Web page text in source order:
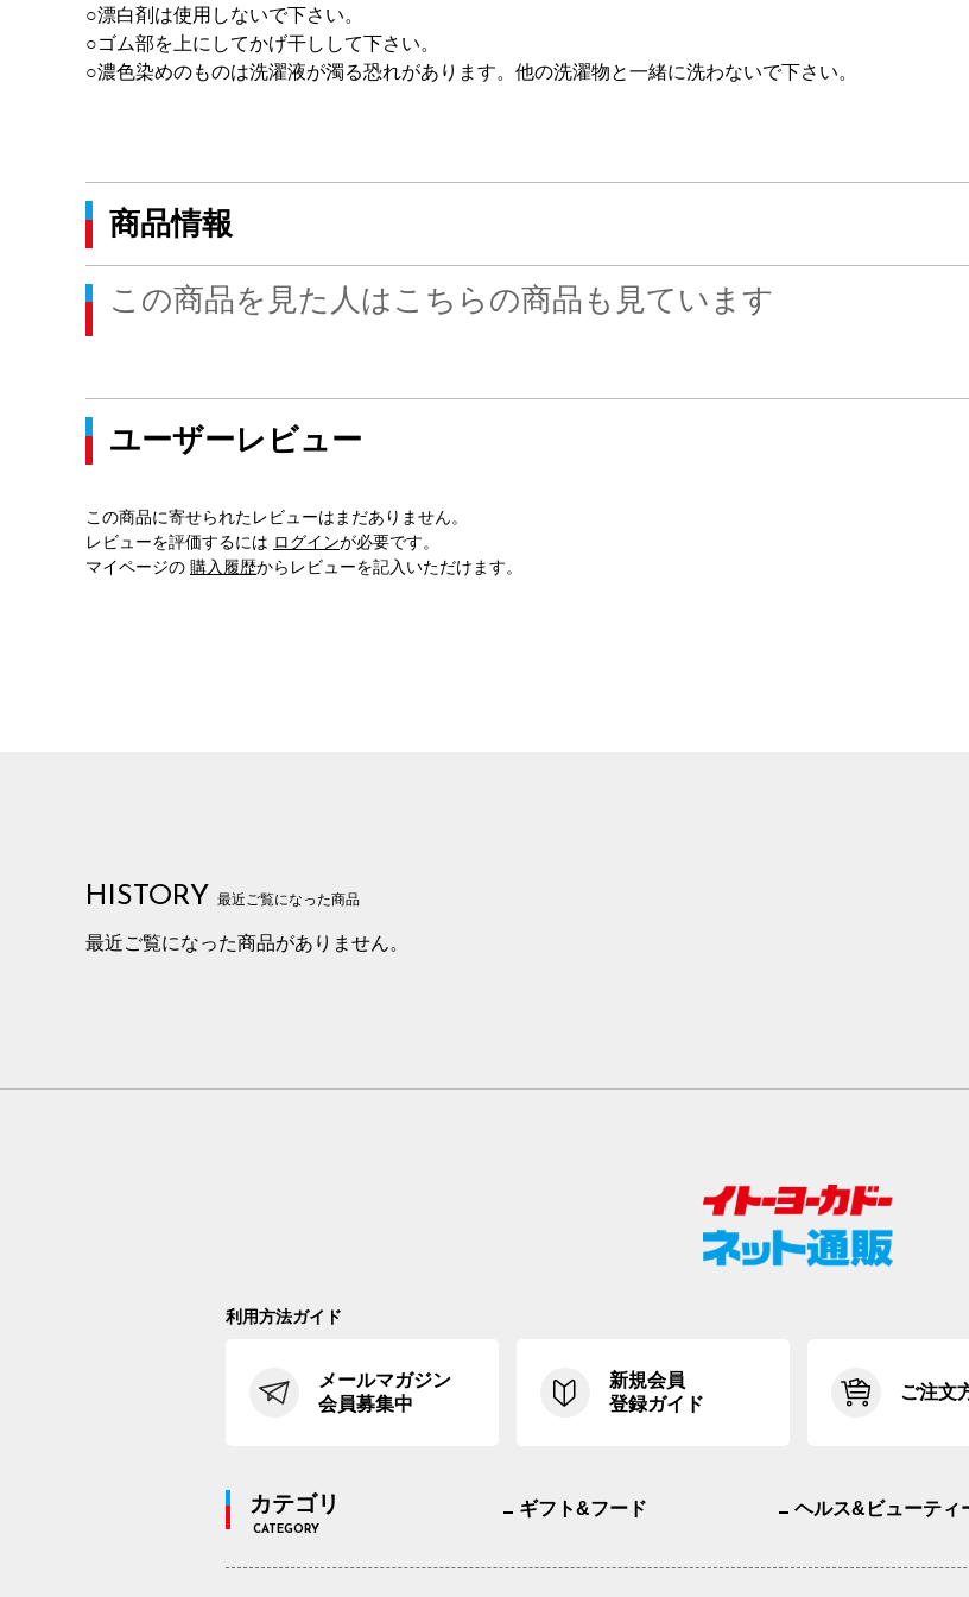
○漂白剤は使用しないで下さい。
○ゴム部を上にしてかげ干しして下さい。
○濃色染めのものは洗濯液が濁る恐れがあります。他の洗濯物と一緒に洗わないで下さい。
商品情報
この商品を見た人はこちらの商品も見ています
ユーザーレビュー
この商品に寄せられたレビューはまだありません。
レビューを評価するには ログインが必要です。
マイページの 購入履歴からレビューを記入いただけます。
HISTORY 最近ご覧になった商品
最近ご覧になった商品がありません。
利用方法ガイド
メールマガジン
会員募集中
新規会員
登録ガイド
ご注文
カテゴリ
CATEGORY
ギフト&フード ヘルス&ビューティ